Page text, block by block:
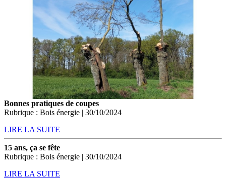
Bonnes pratiques de coupes
Rubrique : Bois énergie | 30/10/2024
LIRE LA SUITE
15 ans, ça se fête
Rubrique : Bois énergie | 30/10/2024
LIRE LA SUITE